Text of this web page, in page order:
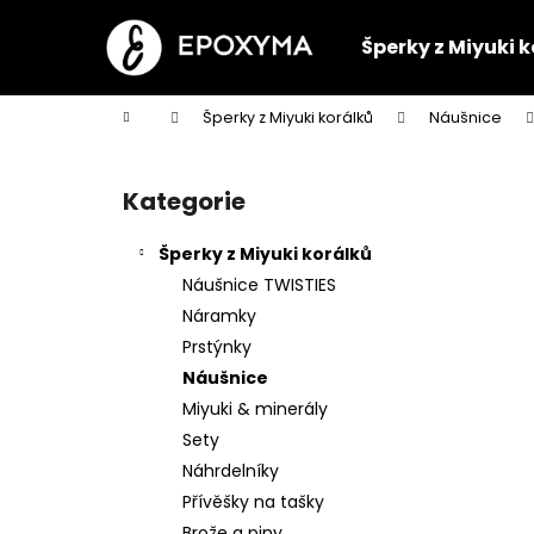
Šperky z Miyuki
Domů Šperky z Miyuki korálků Náušnice
Přeskočit
kategorie
Kategorie
Šperky z Miyuki korálků
Náušnice TWISTIES
Náramky
Prstýnky
Náušnice
Miyuki & minerály
Sety
Náhrdelníky
Přívěšky na tašky
í
Zpět
do
Zpět
do
ŘETÍZEK NA BRÝLE